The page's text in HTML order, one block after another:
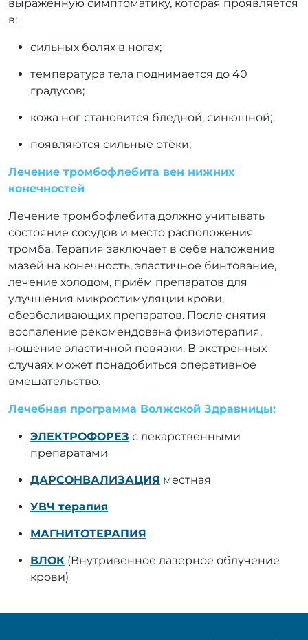
выраженную симптоматику, которая проявляется
в:
сильных болях в ногах;
температура тела поднимается до 40
градусов;
кожа ног становится бледной, синюшной;
появляются сильные отёки;
Лечение тромбофлебита вен нижних
конечностей
Лечение тромбофлебита должно учитывать
состояние сосудов и место расположения
тромба. Терапия заключает в себе наложение
мазей на конечность, эластичное бинтование,
лечение холодом, приём препаратов для
улучшения микростимуляции крови,
обезболивающих препаратов. После снятия
воспаление рекомендована физиотерапия,
ношение эластичной повязки. В экстренных
случаях может понадобиться оперативное
вмешательство.
Лечебная программа Волжской Здравницы:
ЭЛЕКТРОФОРЕЗ с лекарственными
препаратами
ДАРСОНВАЛИЗАЦИЯ местная
УВЧ терапия
МАГНИТОТЕРАПИЯ
ВЛОК (Внутривенное лазерное облучение
крови)